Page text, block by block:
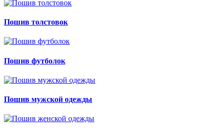
Пошив толстовок
Пошив футболок
Пошив мужской одежды